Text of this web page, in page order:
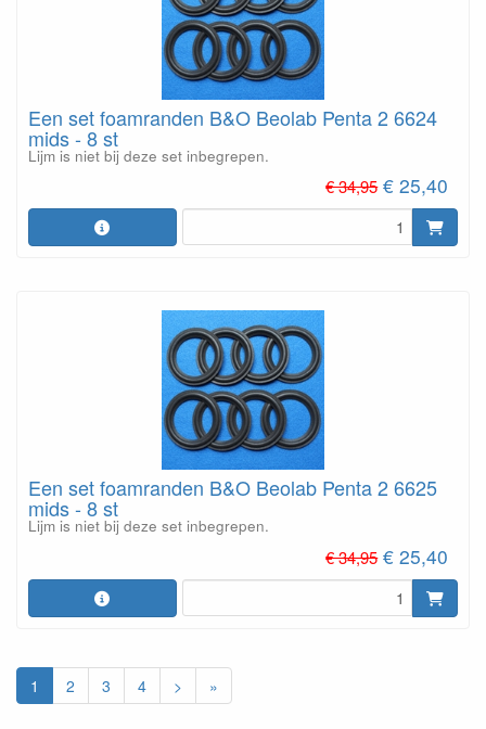
Een set foamranden B&O Beolab Penta 2 6624
mids - 8 st
Lijm is niet bij deze set inbegrepen.
€ 34,95 € 25,40
Een set foamranden B&O Beolab Penta 2 6625
mids - 8 st
Lijm is niet bij deze set inbegrepen.
€ 34,95 € 25,40
1 2 3 4 > »